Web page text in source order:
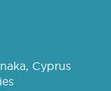
Cyprus